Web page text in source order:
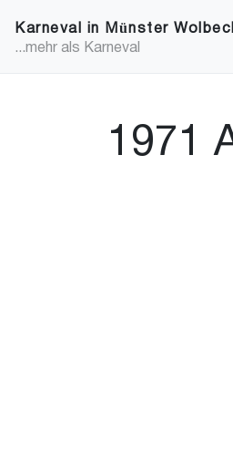
Karneval in Münster
...mehr als Karneval
1971